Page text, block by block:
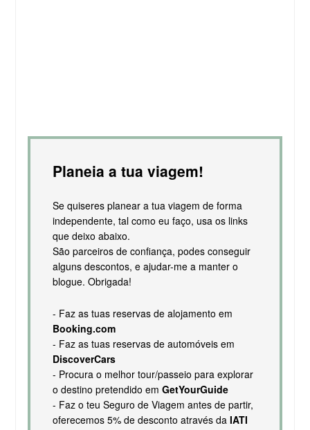
Planeia a tua viagem!
Se quiseres planear a tua viagem de forma
independente, tal como eu faço, usa os links
que deixo abaixo.
São parceiros de confiança, podes conseguir
alguns descontos, e ajudar-me a manter o
blogue. Obrigada!
- Faz as tuas reservas de alojamento em
Booking.com
- Faz as tuas reservas de automóveis em
DiscoverCars
- Procura o melhor tour/passeio para explorar
o destino pretendido em GetYourGuide
- Faz o teu Seguro de Viagem antes de partir,
oferecemos 5% de desconto através da IATI